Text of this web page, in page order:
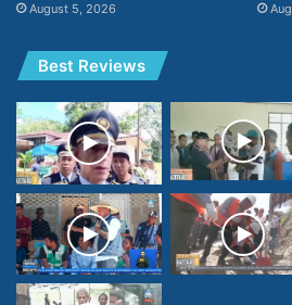
August 5, 2026
Best Reviews